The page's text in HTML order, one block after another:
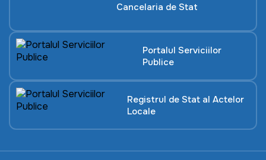
Cancelaria de Stat
Portalul Serviciilor
Publice
Registrul de Stat al Actelor
Locale